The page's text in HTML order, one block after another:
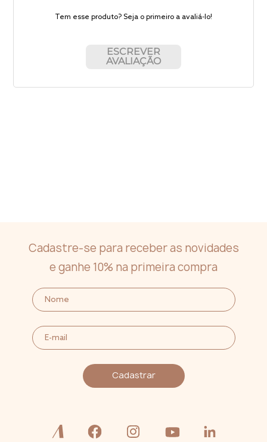
Tem esse produto? Seja o primeiro a avaliá-lo!
ESCREVER
AVALIAÇÃO
Cadastre-se para receber as novidades
e ganhe 10% na primeira compra
Cadastrar